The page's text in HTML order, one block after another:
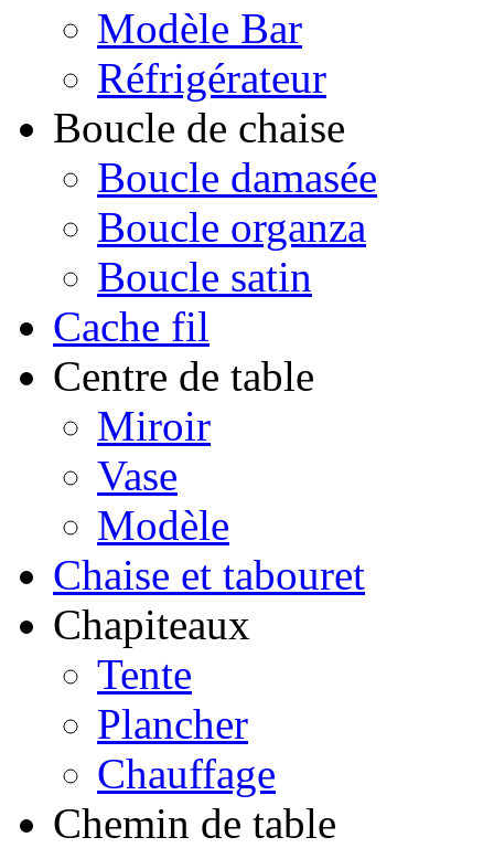
Modèle Bar
Réfrigérateur
Boucle de chaise
Boucle damasée
Boucle organza
Boucle satin
Cache fil
Centre de table
Miroir
Vase
Modèle
Chaise et tabouret
Chapiteaux
Tente
Plancher
Chauffage
Chemin de table